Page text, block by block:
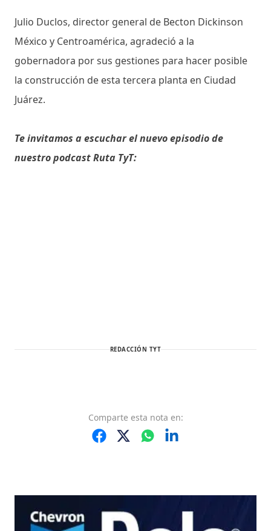
Julio Duclos, director general de Becton Dickinson
México y Centroamérica, agradeció a la
gobernadora por sus gestiones para hacer posible
la construcción de esta tercera planta en Ciudad
Juárez.
Te invitamos a escuchar el nuevo episodio de
nuestro podcast Ruta TyT:
REDACCIÓN TYT
Comparte esta nota en: